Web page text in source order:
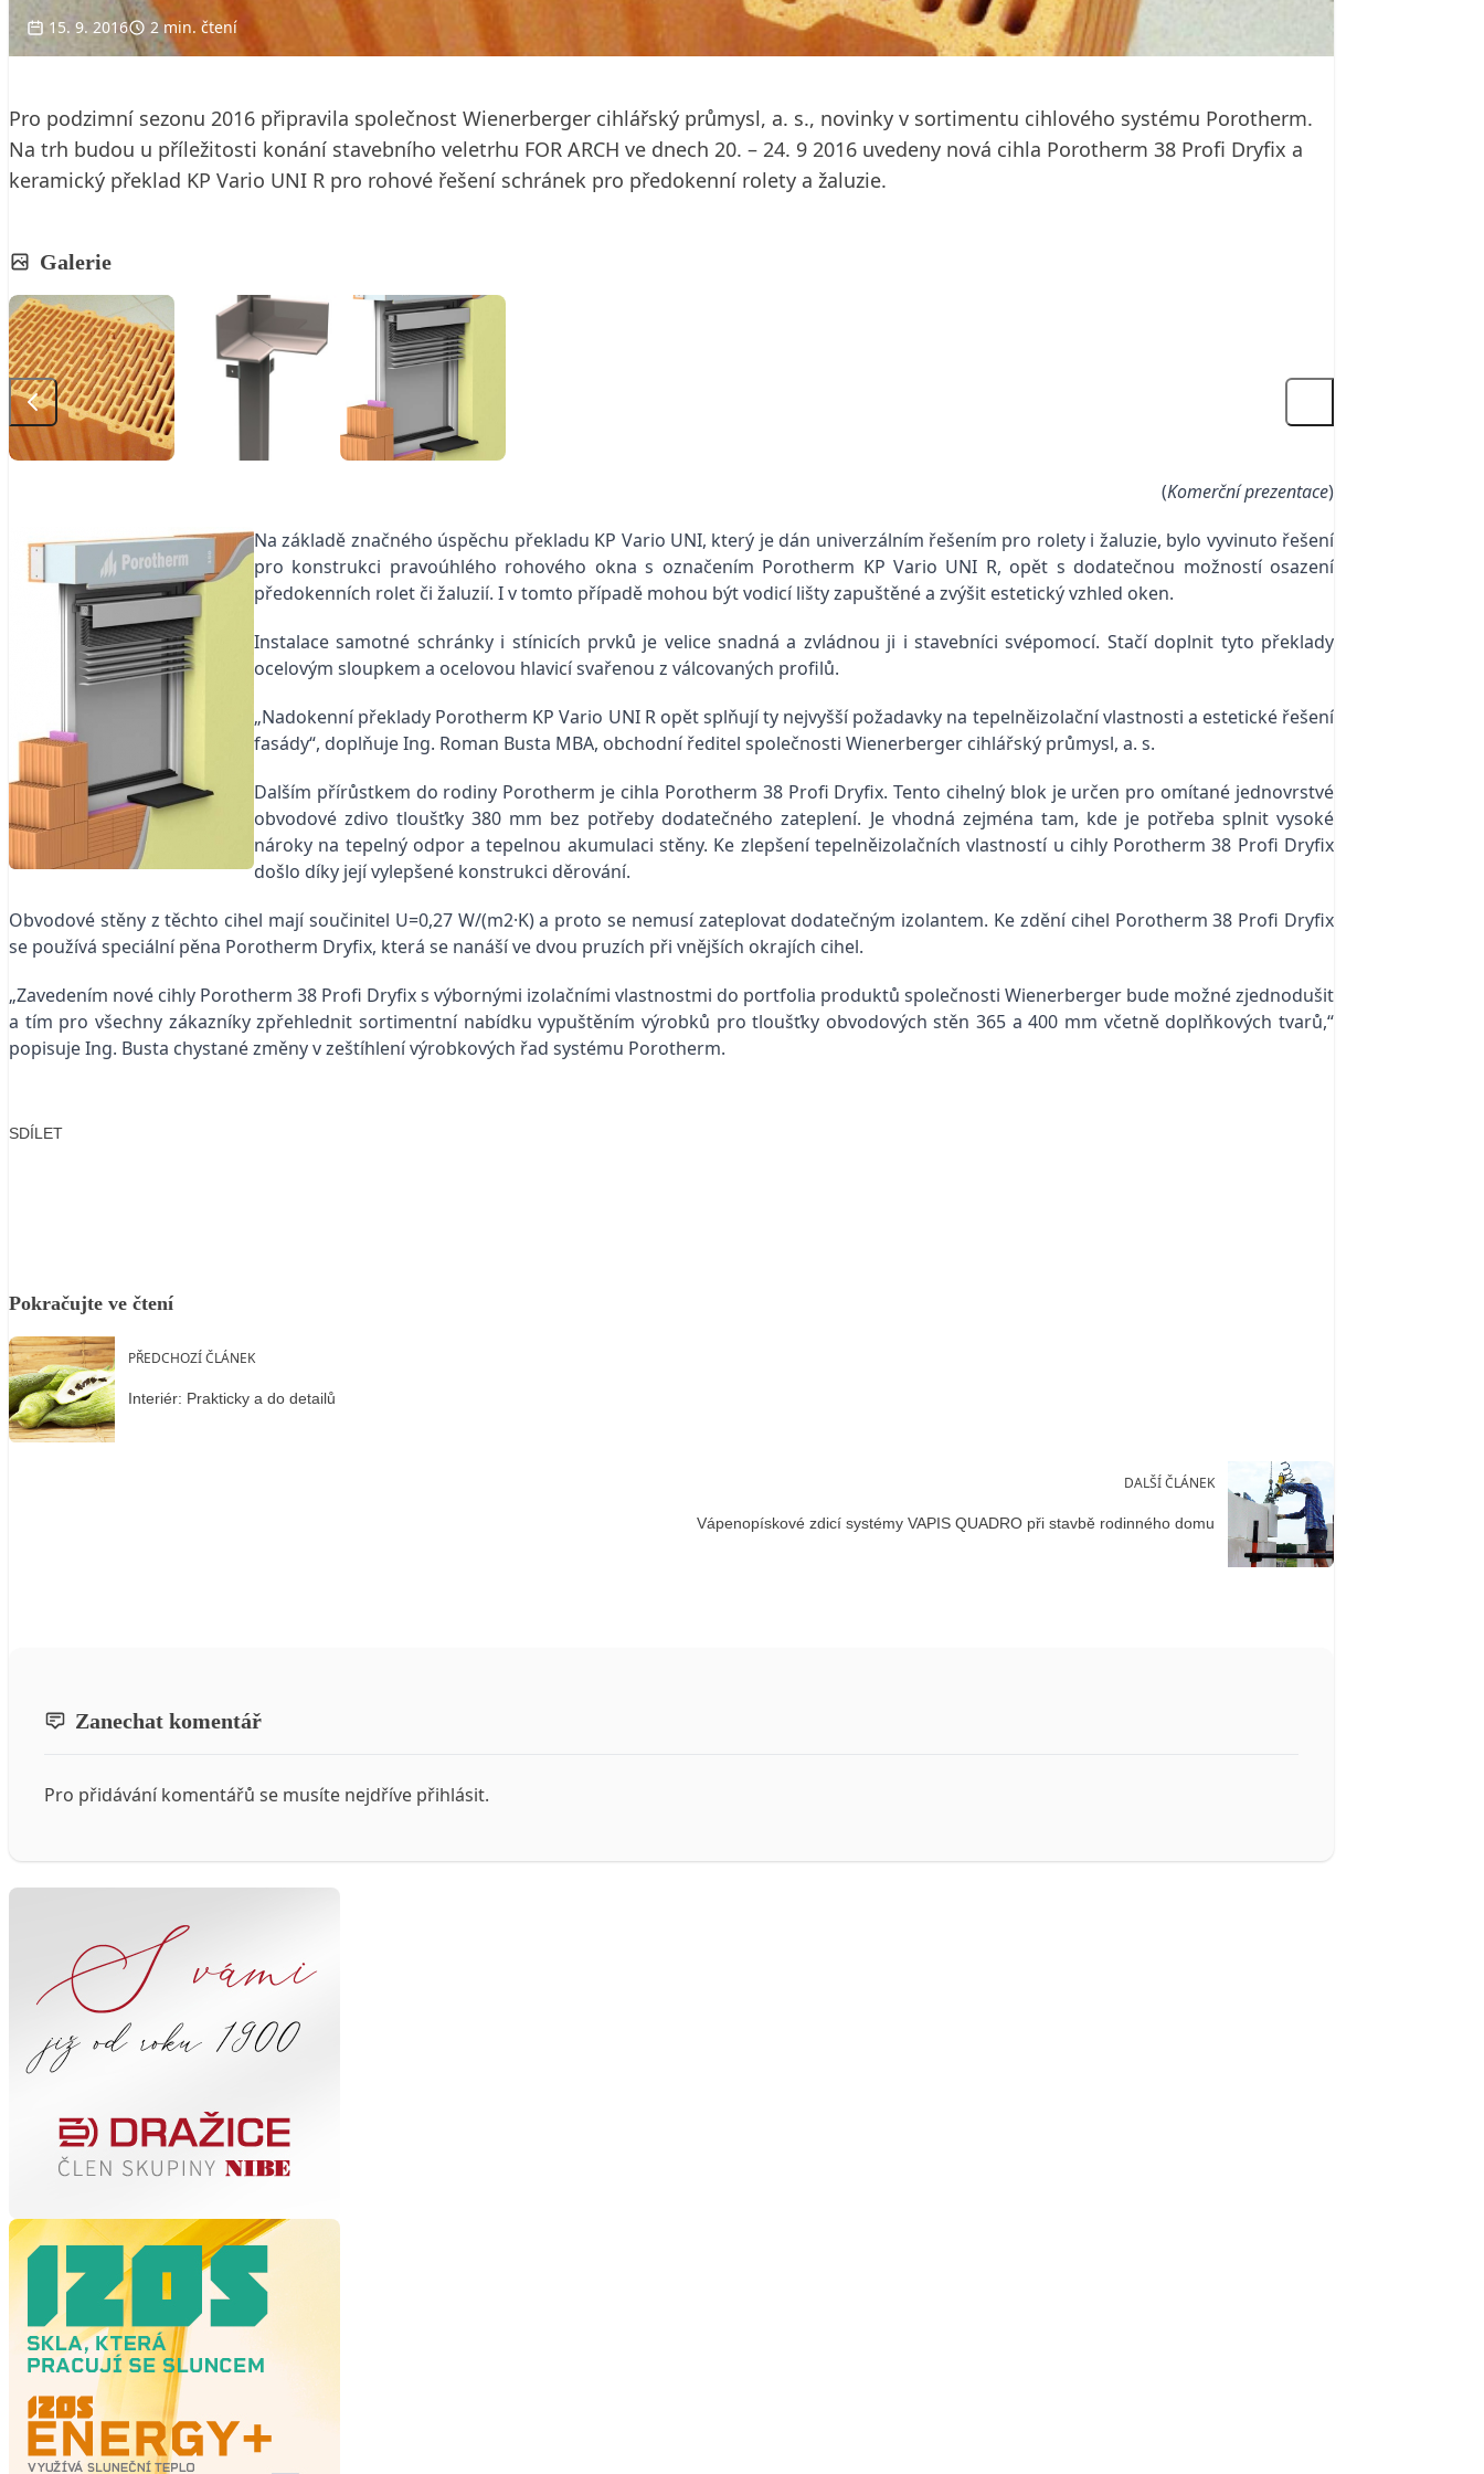
15. 9. 2016 2 min. čtení
Pro podzimní sezonu 2016 připravila společnost Wienerberger cihlářský průmysl, a. s., novinky v sortimentu cihlového systému Porotherm.
Na trh budou u příležitosti konání stavebního veletrhu FOR ARCH ve dnech 20. – 24. 9 2016 uvedeny nová cihla Porotherm 38 Profi Dryfix a
keramický překlad KP Vario UNI R pro rohové řešení schránek pro předokenní rolety a žaluzie.
Galerie
(Komerční prezentace)
Na základě značného úspěchu překladu KP Vario UNI, který je dán univerzálním řešením pro rolety i žaluzie, bylo vyvinuto řešení
pro konstrukci pravoúhlého rohového okna s označením Porotherm KP Vario UNI R, opět s dodatečnou možností osazení
předokenních rolet či žaluzií. I v tomto případě mohou být vodicí lišty zapuštěné a zvýšit estetický vzhled oken.
Instalace samotné schránky i stínicích prvků je velice snadná a zvládnou ji i stavebníci svépomocí. Stačí doplnit tyto překlady
ocelovým sloupkem a ocelovou hlavicí svařenou z válcovaných profilů.
„Nadokenní překlady Porotherm KP Vario UNI R opět splňují ty nejvyšší požadavky na tepelněizolační vlastnosti a estetické řešení
fasády“, doplňuje Ing. Roman Busta MBA, obchodní ředitel společnosti Wienerberger cihlářský průmysl, a. s.
Dalším přírůstkem do rodiny Porotherm je cihla Porotherm 38 Profi Dryfix. Tento cihelný blok je určen pro omítané jednovrstvé
obvodové zdivo tloušťky 380 mm bez potřeby dodatečného zateplení. Je vhodná zejména tam, kde je potřeba splnit vysoké
nároky na tepelný odpor a tepelnou akumulaci stěny. Ke zlepšení tepelněizolačních vlastností u cihly Porotherm 38 Profi Dryfix
došlo díky její vylepšené konstrukci děrování.
Obvodové stěny z těchto cihel mají součinitel U=0,27 W/(m2·K) a proto se nemusí zateplovat dodatečným izolantem. Ke zdění cihel Porotherm 38 Profi Dryfix
se používá speciální pěna Porotherm Dryfix, která se nanáší ve dvou pruzích při vnějších okrajích cihel.
„Zavedením nové cihly Porotherm 38 Profi Dryfix s výbornými izolačními vlastnostmi do portfolia produktů společnosti Wienerberger bude možné zjednodušit
a tím pro všechny zákazníky zpřehlednit sortimentní nabídku vypuštěním výrobků pro tloušťky obvodových stěn 365 a 400 mm včetně doplňkových tvarů,“
popisuje Ing. Busta chystané změny v zeštíhlení výrobkových řad systému Porotherm.
SDÍLET
Pokračujte ve čtení
PŘEDCHOZÍ ČLÁNEK
Interiér: Prakticky a do detailů
DALŠÍ ČLÁNEK
Vápenopískové zdicí systémy VAPIS QUADRO při stavbě rodinného domu
Zanechat komentář
Pro přidávání komentářů se musíte nejdříve přihlásit.